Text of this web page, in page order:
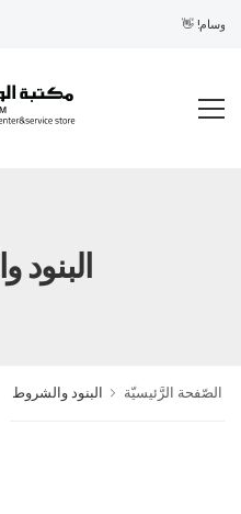
👋
الصّفحة الرَّئيسيّة البنود والشروط